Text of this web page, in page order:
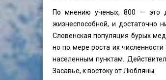
По мнению ученых, 800 — это
жизнеспособной, и достаточно
Словенская популяция бурых
но по мере роста их
населенным пунктам.
Засавье, к востоку от Любляны.